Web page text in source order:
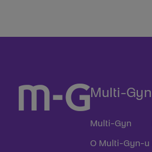
Multi-Gyn
Multi-Gyn
O Multi-Gyn-u